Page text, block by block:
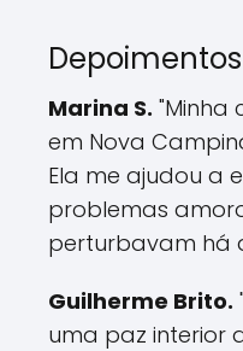
Marina S. "Minha
em Nova
Ela me ajudou a
problemas
perturbavam há
Guilherme Brito.
uma paz interior